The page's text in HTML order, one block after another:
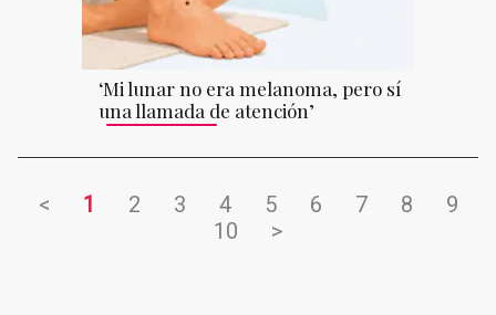
‘Mi lunar no era melanoma, pero sí
una llamada de atención’
< 1 2 3 4 5 6 7 8
9
10
>